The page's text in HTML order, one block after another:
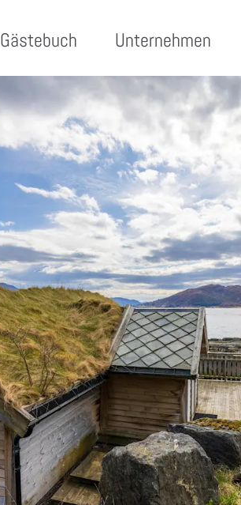
Gästebuch Unternehmen